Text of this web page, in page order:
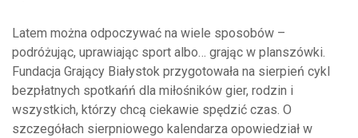
Latem można odpoczywać na wiele sposobów –
podróżując, uprawiając sport albo… grając w planszówki.
Fundacja Grający Białystok przygotowała na sierpień cykl
bezpłatnych spotkańń dla miłośników gier, rodzin i
wszystkich, którzy chcą ciekawie spędzić czas. O
szczegółach sierpniowego kalendarza opowiedział w